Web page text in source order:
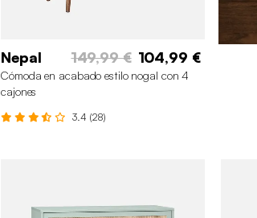
Nepal 149,99 € 104,99 €
Cómoda en acabado estilo nogal con 4
cajones
3.4 (28)